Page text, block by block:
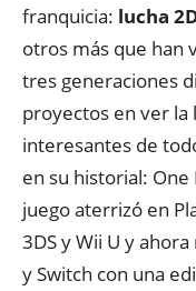
franquicia: lucha
otros más que han
tres generaciones
proyectos en ver la
interesantes de
en su historial:
juego aterrizó en
3DS y Wii U y
y Switch con una